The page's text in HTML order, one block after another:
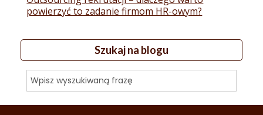
powierzyć to zadanie firmom HR-owym?
Szukaj na blogu